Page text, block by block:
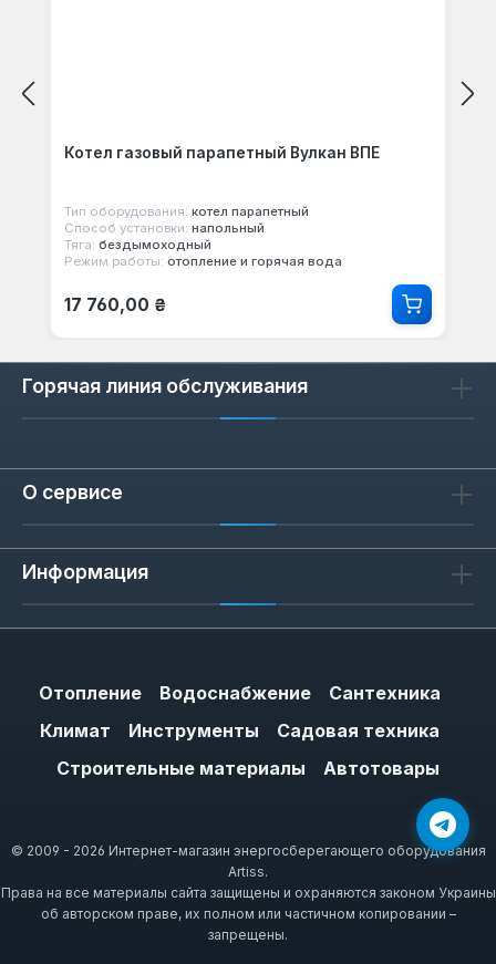
Котел газовый парапетный Вулкан ВПЕ
Тип оборудования: котел парапетный
Способ установки: напольный
Тяга: бездымоходный
Режим работы: отопление и горячая вода
Обычная цена:
17 760,00 ₴
Горячая линия обслуживания
О сервисе
Информация
Отопление Водоснабжение
Сантехника
Климат
Инструменты
Садовая техника
Строительные материалы
Автотовары
© 2009 - 2026 Интернет-магазин энергосберегающего оборудования
Artiss.
Права на все материалы сайта защищены и охраняются законом Украины
об авторском праве, их полном или частичном копировании –
запрещены.